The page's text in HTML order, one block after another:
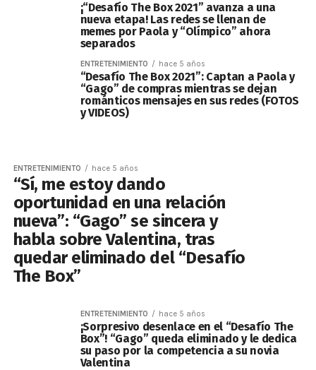
¡“Desafío The Box 2021” avanza a una
nueva etapa! Las redes se llenan de
memes por Paola y “Olímpico” ahora
separados
ENTRETENIMIENTO hace 5 años
“Desafío The Box 2021”: Captan a Paola y
“Gago” de compras mientras se dejan
románticos mensajes en sus redes (FOTOS
y VIDEOS)
ENTRETENIMIENTO hace 5 años
“Sí, me estoy dando
oportunidad en una relación
nueva”: “Gago” se sincera y
habla sobre Valentina, tras
quedar eliminado del “Desafío
The Box”
ENTRETENIMIENTO hace 5 años
¡Sorpresivo desenlace en el “Desafío The
Box”! “Gago” queda eliminado y le dedica
su paso por la competencia a su novia
Valentina